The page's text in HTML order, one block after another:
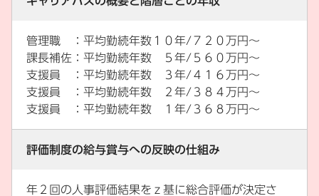
管理職 ：平均勤続年数１０年/７２０万円～
課長補佐：平均勤続年数 ５年/５６０万円～
支援員 ：平均勤続年数 ３年/４１６万円～
支援員 ：平均勤続年数 ２年/３８４万円～
支援員 ：平均勤続年数 １年/３６８万円～
評価制度の給与賞与への反映の仕組み
年２回の人事評価結果をｚ基に総合評価が決定さ